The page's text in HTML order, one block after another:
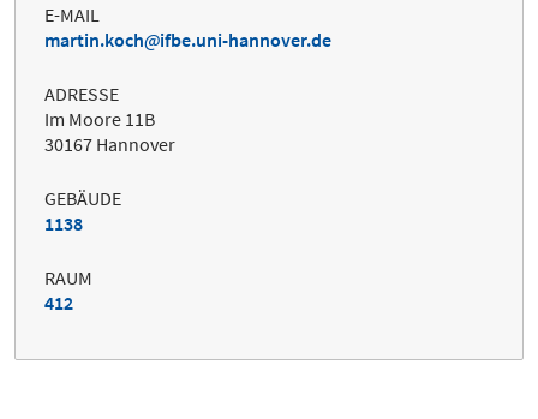
E-MAIL
martin.koch
ifbe.uni-hannover.de
ADRESSE
Im Moore 11B
30167 Hannover
GEBÄUDE
1138
RAUM
412